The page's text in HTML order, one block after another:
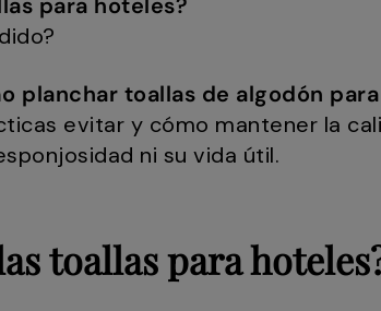
planchar toallas de algodón
evitar y cómo mantener la
ni su vida útil.
toallas para